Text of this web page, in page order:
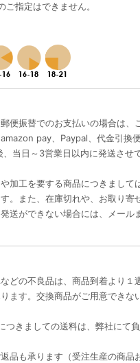
指定はできません。
便振替でのお支払いの場合は、
pay、Paypal、代金引換
当日～3営業日以内に発送させ
加工を要する商品につきまして
。また、在庫切れや、お取り寄
送ができない場合には、メール
どの不良品は、商品到着より１
ます。交換商品がご用意できな
つきましての送料は、弊社にて
品も承ります（受注生産の商品